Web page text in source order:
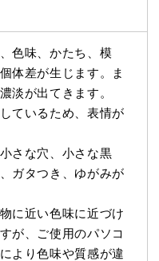
色味、かたち、模
体差が生じます。ま
淡が出てきます。
ているため、表情が
さな穴、小さな黒
ガタつき、ゆがみが
に近い色味に近づけ
が、ご使用のパソコ
より色味や質感が違